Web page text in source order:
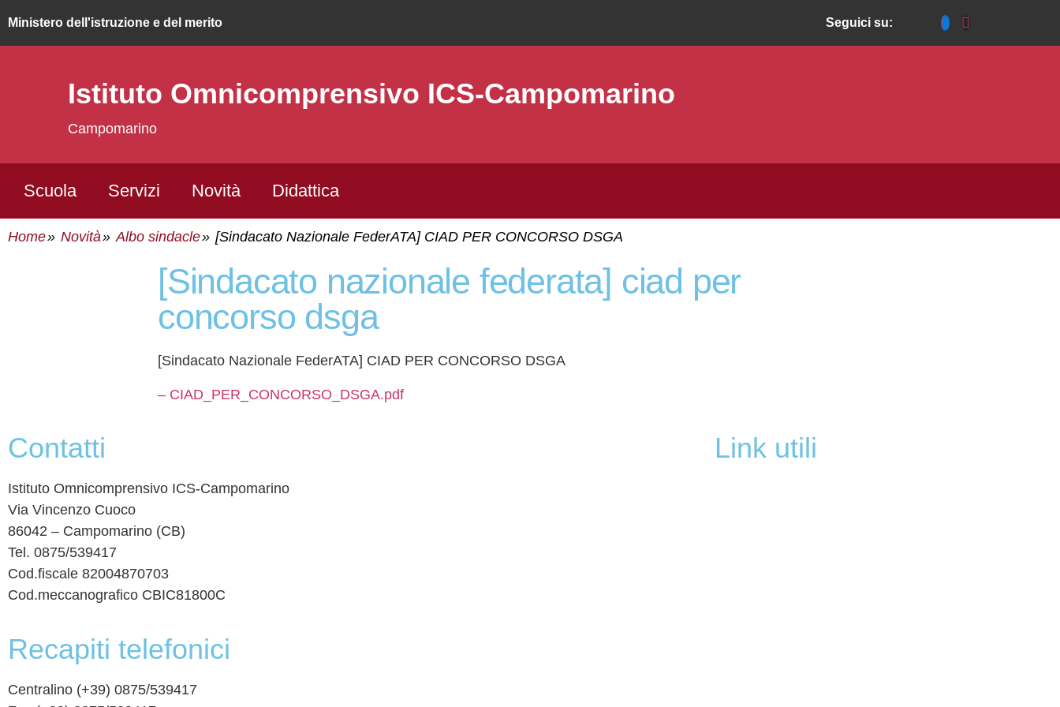
ministero dell'istruzione e del merito seguici su:
Istituto Omnicomprensivo ICS-Campomarino
Campomarino
Scuola Servizi Novità Didattica
Home Novità Albo sindacle [Sindacato Nazionale FederATA] CIAD PER CONCORSO DSGA
[sindacato nazionale federata] ciad per
concorso dsga
[Sindacato Nazionale FederATA] CIAD PER CONCORSO DSGA
– CIAD_PER_CONCORSO_DSGA.pdf
contatti
Istituto Omnicomprensivo ICS-Campomarino
Via Vincenzo Cuoco
86042 – Campomarino (CB)
Tel. 0875/539417
Cod.fiscale 82004870703
Cod.meccanografico CBIC81800C
recapiti telefonici
Centralino (+39) 0875/539417
link utili